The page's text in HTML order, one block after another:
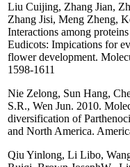
Liu Cuijing, Zhang Jian,
Zhang Jisi, Meng Zheng,
Interactions among
Eudicots: Impications for
flower development.
1598-1611
Nie Zelong, Sun Hang,
S.R., Wen Jun. 2010.
diversification of
and North America.
Qiu Yinlong, Li Libo,